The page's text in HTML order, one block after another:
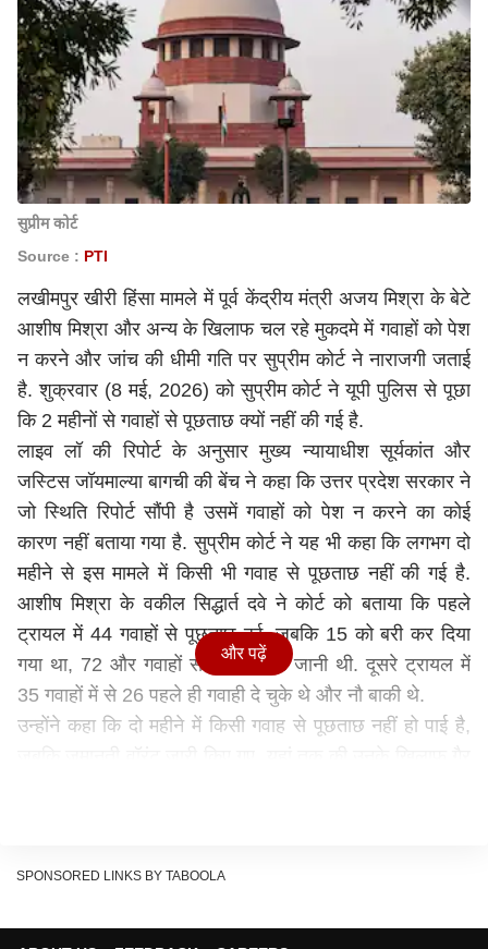
सुप्रीम कोर्ट
Source : PTI
लखीमपुर खीरी हिंसा मामले में पूर्व केंद्रीय मंत्री अजय मिश्रा के बेटे
आशीष मिश्रा और अन्य के खिलाफ चल रहे मुकदमे में गवाहों को पेश
न करने और जांच की धीमी गति परसुप्रीम कोर्टने नाराजगी जताई
है. शुक्रवार (8 मई, 2026) को सुप्रीम कोर्ट ने यूपी पुलिस से पूछा
कि 2 महीनों से गवाहों से पूछताछ क्यों नहीं की गई है.
लाइव लॉ की रिपोर्ट के अनुसार मुख्य न्यायाधीश सूर्यकांत और
जस्टिस जॉयमाल्या बागची की बेंच ने कहा कि उत्तर प्रदेश सरकार ने
जो स्थिति रिपोर्ट सौंपी है उसमें गवाहों को पेश न करने का कोई
कारण नहीं बताया गया है. सुप्रीम कोर्ट ने यह भी कहा कि लगभग दो
महीने से इस मामले में किसी भी गवाह से पूछताछ नहीं की गई है.
आशीष मिश्रा के वकील सिद्धार्त दवे ने कोर्ट को बताया कि पहले
ट्रायल में 44 गवाहों से पूछताछ हुई, जबकि 15 को बरी कर दिया
गया था, 72 और गवाहों से पूछताछ की जानी थी. दूसरे ट्रायल में
35 गवाहों में से 26 पहले ही गवाही दे चुके थे और नौ बाकी थे.
उन्होंने कहा कि दो महीने में किसी गवाह से पूछताछ नहीं हो पाई है,
रिपोर्ट का हवाला देते हुए पुलिस पर आरोप लगाया कि तारीख से पहले
और पढ़ें
SPONSORED LINKS BY TABOOLA